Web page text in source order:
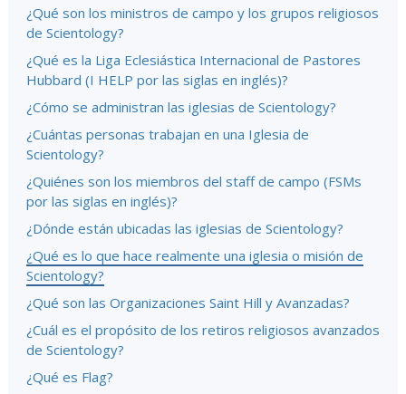
¿Qué son los ministros de campo y los grupos religiosos
de Scientology?
¿Qué es la Liga Eclesiástica Internacional de Pastores
Hubbard (I HELP por las siglas en inglés)?
¿Cómo se administran las iglesias de Scientology?
¿Cuántas personas trabajan en una Iglesia de
Scientology?
¿Quiénes son los miembros del staff de campo (FSMs
por las siglas en inglés)?
¿Dónde están ubicadas las iglesias de Scientology?
¿Qué es lo que hace realmente una iglesia o misión de
Scientology?
¿Qué son las Organizaciones Saint Hill y Avanzadas?
¿Cuál es el propósito de los retiros religiosos avanzados
de Scientology?
¿Qué es Flag?